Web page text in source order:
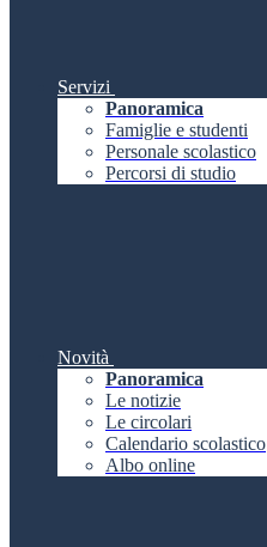
Servizi
Panoramica
Famiglie e studenti
Personale scolastico
Percorsi di studio
Novità
Panoramica
Le notizie
Le circolari
Calendario scolastico
Albo online